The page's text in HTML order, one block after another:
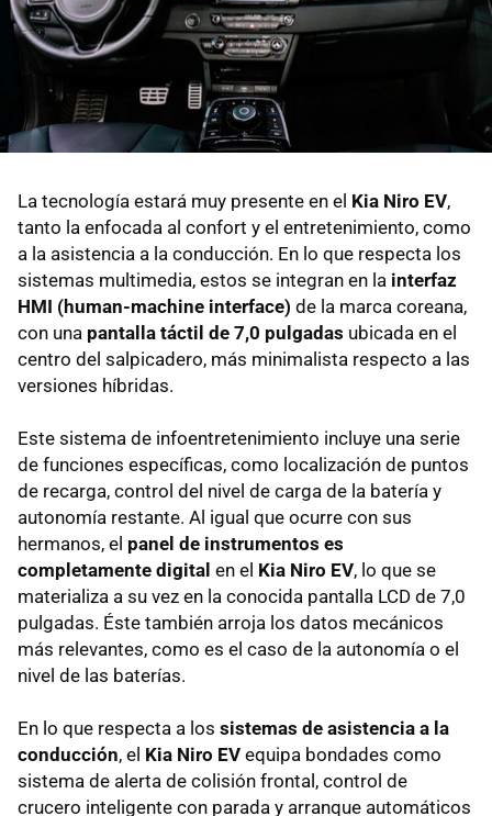
La tecnología estará muy presente en el Kia Niro EV,
tanto la enfocada al confort y el entretenimiento, como
a la asistencia a la conducción. En lo que respecta los
sistemas multimedia, estos se integran en la interfaz
HMI (human-machine interface) de la marca coreana,
con una pantalla táctil de 7,0 pulgadas ubicada en el
centro del salpicadero, más minimalista respecto a las
versiones híbridas.
Este sistema de infoentretenimiento incluye una serie
de funciones específicas, como localización de puntos
de recarga, control del nivel de carga de la batería y
autonomía restante. Al igual que ocurre con sus
hermanos, el panel de instrumentos es
completamente digital en el Kia Niro EV, lo que se
materializa a su vez en la conocida pantalla LCD de 7,0
pulgadas. Éste también arroja los datos mecánicos
más relevantes, como es el caso de la autonomía o el
nivel de las baterías.
En lo que respecta a los sistemas de asistencia a la
conducción, el Kia Niro EV equipa bondades como
sistema de alerta de colisión frontal, control de
crucero inteligente con parada y arranque automáticos